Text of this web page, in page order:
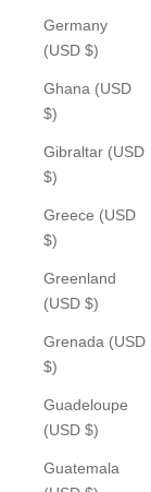
Germany
(USD $)
Ghana (USD
$)
Gibraltar (USD
$)
Greece (USD
$)
Greenland
(USD $)
Grenada (USD
$)
Guadeloupe
(USD $)
Guatemala